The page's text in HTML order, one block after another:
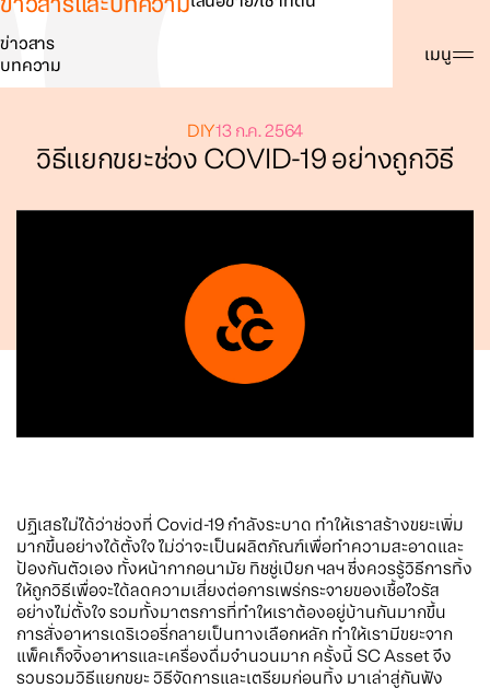
ค้นหา เมนู
ข่าวสาร
บทความ
DIY13 ก.ค. 2564
วิธีแยกขยะช่วง COVID-19 อย่างถูกวิธี
ปฏิเสธไม่ได้ว่าช่วงที่ Covid-19 กำลังระบาด ทำให้เราสร้างขยะเพิ่ม
มากขึ้นอย่างได้ตั้งใจ ไม่ว่าจะเป็นผลิตภัณฑ์เพื่อทำความสะอาดและ
ป้องกันตัวเอง ทั้งหน้ากากอนามัย ทิชชู่เปียก ฯลฯ ซึ่งควรรู้วิธีการทิ้ง
ให้ถูกวิธีเพื่อจะได้ลดความเสี่ยงต่อการเพร่กระจายของเชื้อไวรัส
อย่างไม่ตั้งใจ รวมทั้งมาตรการที่ทำใหเราต้องอยู่บ้านกันมากขึ้น
การสั่งอาหารเดริเวอรี่กลายเป็นทางเลือกหลัก ทำให้เรามีขยะจาก
แพ็คเก็จจิ้งอาหารและเครื่องดื่มจำนวนมาก ครั้งนี้ SC Asset จึง
รวบรวมวิธีแยกขยะ วิธีจัดการและเตรียมก่อนทิ้ง มาเล่าสู่กันฟัง